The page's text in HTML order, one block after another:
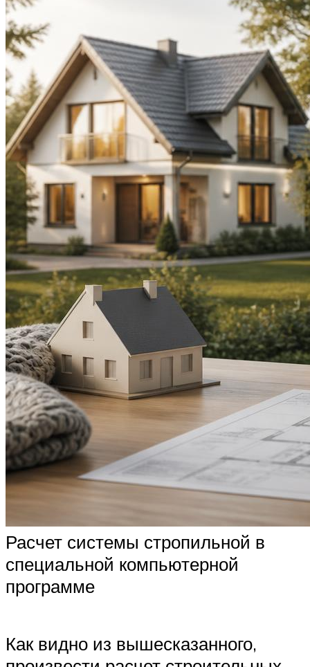
Расчет системы стропильной в
специальной компьютерной
программе
Как видно из вышесказанного,